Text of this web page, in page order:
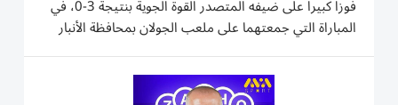
فوزاً كبيراً على ضيفه المتصدر القوة الجوية بنتيجة 3-0، في
المباراة التي جمعتهما على ملعب الجولان بمحافظة الأنبار
ضمن منافسات الجولة الـ34. وحسم الكرمة المواجهة مبكراً
بعدما سجل أهدافه الثلاثة في الشوط الأول عن طريق سجاد